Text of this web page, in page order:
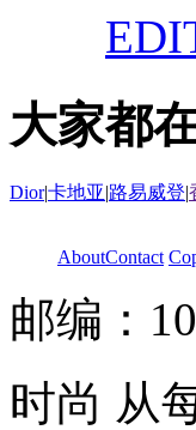
大家都
Dior|卡地亚|路易威登|
AboutContact
邮编：
时尚 从